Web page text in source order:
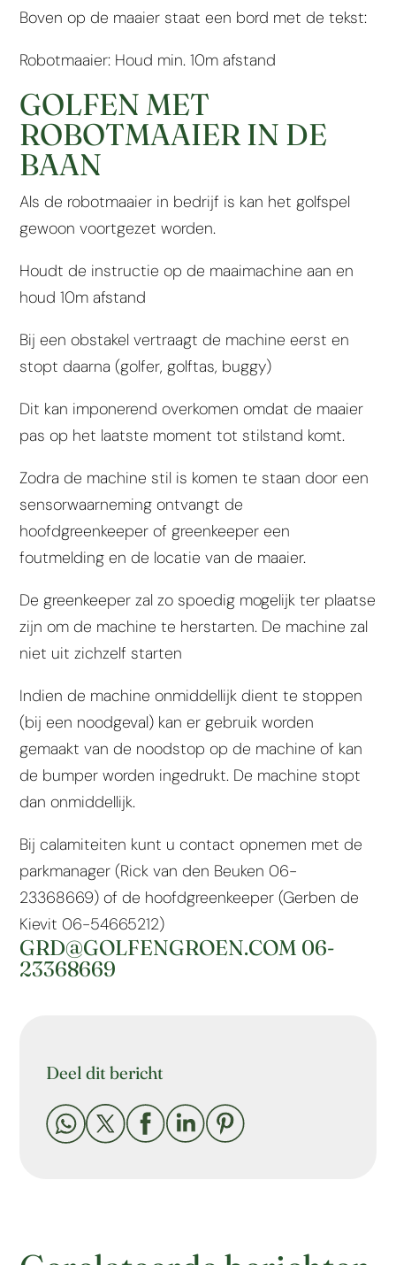
Boven op de maaier staat een bord met de tekst:
Robotmaaier: Houd min. 10m afstand
GOLFEN MET
ROBOTMAAIER IN DE
BAAN
Als de robotmaaier in bedrijf is kan het golfspel
gewoon voortgezet worden.
Houdt de instructie op de maaimachine aan en
houd 10m afstand
Bij een obstakel vertraagt de machine eerst en
stopt daarna (golfer, golftas, buggy)
Dit kan imponerend overkomen omdat de maaier
pas op het laatste moment tot stilstand komt.
Zodra de machine stil is komen te staan door een
sensorwaarneming ontvangt de
hoofdgreenkeeper of greenkeeper een
foutmelding en de locatie van de maaier.
De greenkeeper zalzo spoedig mogelijkter plaatse
zijn om de machine te herstarten. De machine zal
niet uitzichzelf starten
Indien de machine onmiddellijk dient te stoppen
(bij een noodgeval) kan er gebruik worden
gemaakt van de noodstop op de machine of kan
de bumper worden ingedrukt. De machinestopt
dan onmiddellijk.
Bij calamiteiten kunt u contact opnemen met de
parkmanager (Rick van den Beuken 06-
23368669) of de hoofdgreenkeeper (Gerben de
Kievit 06-54665212)
GRD@GOLFENGROEN.COM 06-
23368669
Deel dit bericht
    